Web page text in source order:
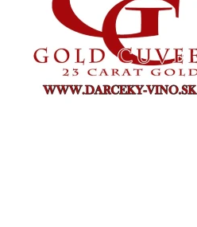
ODPORÚČAME